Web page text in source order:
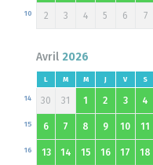
2
10 3 4 5 6 7
Avril 2026
L M M J V S
30
14 31 1 2 3 4
6
15 7 8 9 10 11
13
16 14 15 16 17 18